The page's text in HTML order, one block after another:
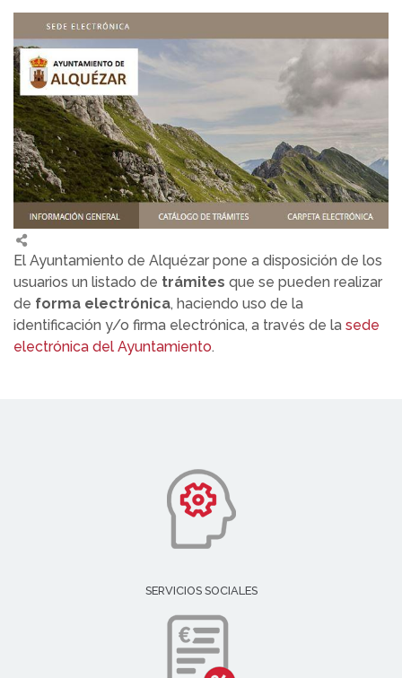
El Ayuntamiento de Alquézar pone a disposición de los
usuarios un listado de trámites que se pueden realizar
de forma electrónica, haciendo uso de la
identificación y/o firma electrónica, a través de la sede
electrónica del Ayuntamiento.
SERVICIOS SOCIALES